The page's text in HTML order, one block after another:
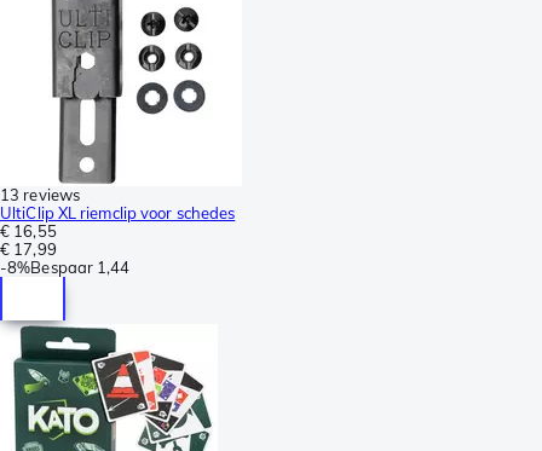
13 reviews
UltiClip XL riemclip voor schedes
€ 16,55
€ 17,99
-8%Bespaar 1,44